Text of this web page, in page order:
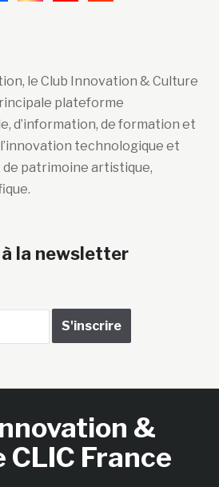
le Club Innovation & Culture
plateforme
d’information, de formation et
technologique et
de patrimoine artistique,
la newsletter
&
CLIC France